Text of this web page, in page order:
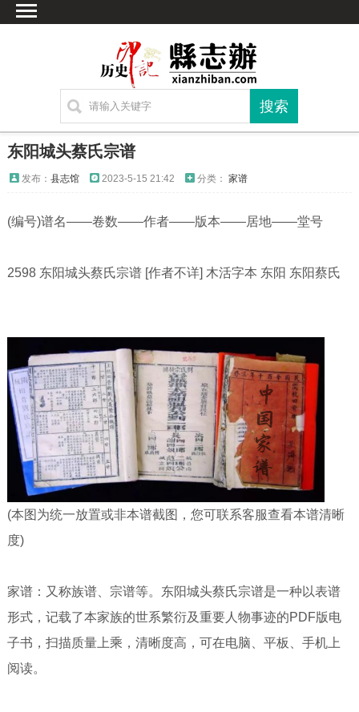
方志
繁体字转换
东阳城头蔡氏宗谱
发布： 县志馆 2023-5-15 21:42 分类： 家谱
(编号)谱名——卷数——作者——版本——居地——堂号
2598 东阳城头蔡氏宗谱 [作者不详] 木活字本 东阳 东阳蔡氏
(本图为统一放置或非本谱截图，您可联系客服查看本谱清晰
度)
家谱：又称族谱、宗谱等。东阳城头蔡氏宗谱是一种以表谱
形式，记载了本家族的世系繁衍及重要人物事迹的PDF版电
子书，扫描质量上乘，清晰度高，可在电脑、平板、手机上
阅读。